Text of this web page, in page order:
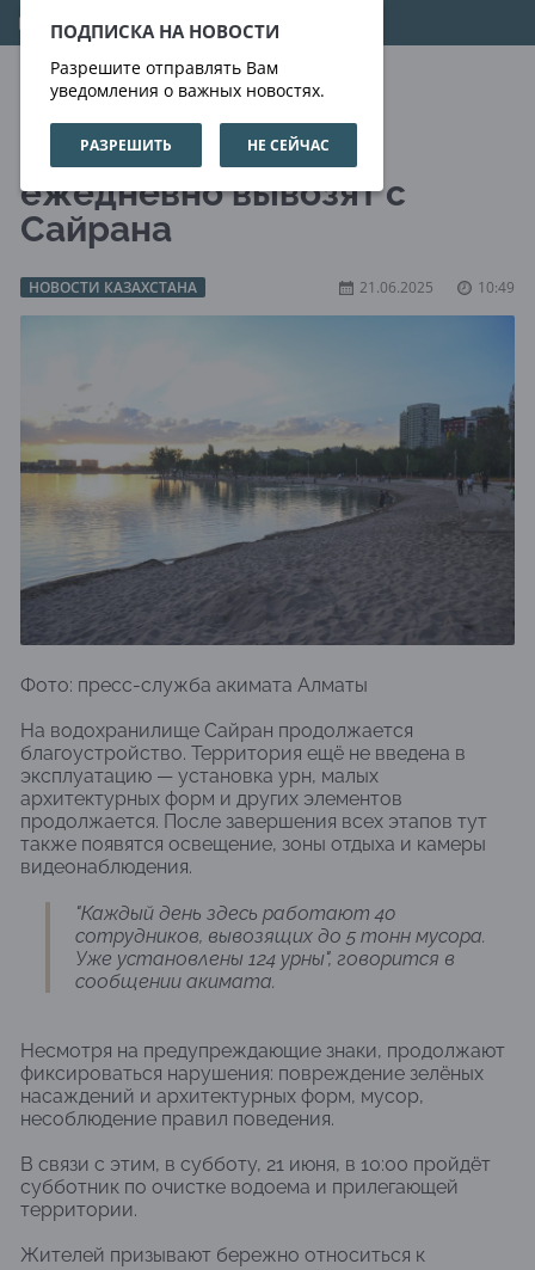
ПОДПИСКА НА НОВОСТИ
Разрешите отправлять Вам
уведомления о важных новостях.
РАЗРЕШИТЬ НЕ СЕЙЧАС
07.08.2026 12:16:46
До 5 тонн мусора
ежедневно вывозят с
Сайрана
НОВОСТИ КАЗАХСТАНА 21.06.2025 10:49
Фото: пресс-служба акимата Алматы
На водохранилище Сайран продолжается
благоустройство. Территория ещё не введена в
эксплуатацию — установка урн, малых
архитектурных форм и других элементов
продолжается. После завершения всех этапов тут
также появятся освещение, зоны отдыха и камеры
видеонаблюдения.
"Каждый день здесь работают 40
сотрудников, вывозящих до 5 тонн мусора.
Уже установлены 124 урны", говорится в
сообщении акимата.
Несмотря на предупреждающие знаки, продолжают
фиксироваться нарушения: повреждение зелёных
насаждений и архитектурных форм, мусор,
несоблюдение правил поведения.
В связи с этим, в субботу, 21 июня, в 10:00 пройдёт
субботник по очистке водоема и прилегающей
территории.
Жителей призывают бережно относиться к